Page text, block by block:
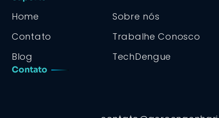
Home
Sobre nós
Contato
Trabalhe Conosco
Blog
TechDengue
Contato